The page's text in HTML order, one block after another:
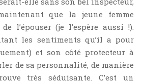
que la jeune femme
l’épouser (je l’espère aussi !).
les sentiments qu’il a pour
et son côté protecteur à
de sa personnalité, de manière
très séduisante. C’est un